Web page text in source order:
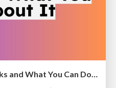
Why Your Marketing Sucks and What You Can Do About It - Sophie Logan